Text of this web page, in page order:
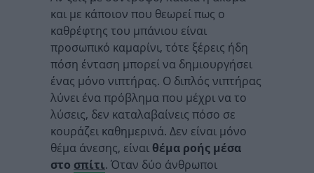
και με κάποιον που θεωρεί πως ο
καθρέφτης του μπάνιου είναι
προσωπικό καμαρίνι, τότε ξέρεις ήδη
πόση ένταση μπορεί να δημιουργήσει
ένας μόνο νιπτήρας. Ο διπλός νιπτήρας
λύνει ένα πρόβλημα που μέχρι να το
λύσεις, δεν καταλαβαίνεις πόσο σε
κουράζει καθημερινά. Δεν είναι μόνο
θέμα άνεσης, είναι θέμα ροής μέσα
στο σπίτι. Όταν δύο άνθρωποι